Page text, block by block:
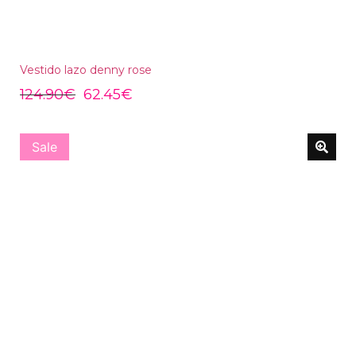
Vestido lazo denny rose
124.90€ 62.45€
Sale